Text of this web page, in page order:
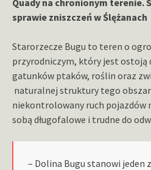
sprawie zniszczeń w Ślężanach
Starorzecze Bugu to teren o
przyrodniczym, który jest ostoją
gatunków ptaków, roślin oraz
naturalnej struktury tego
niekontrolowany ruch pojazdów
sobą długofalowe i trudne do
– Dolina Bugu stanowi jeden